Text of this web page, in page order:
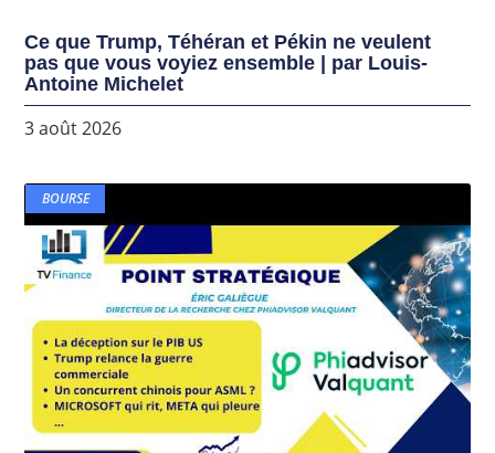
Ce que Trump, Téhéran et Pékin ne veulent
pas que vous voyiez ensemble | par Louis-
Antoine Michelet
3 août 2026
BOURSE